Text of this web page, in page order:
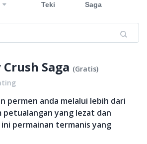
Teki
Saga
Crush Saga (Gratis)
permen anda melalui lebih dari
petualangan yang lezat dan
permainan termanis yang